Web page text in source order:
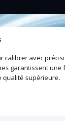
avec
garantissent
qualité supérieure.